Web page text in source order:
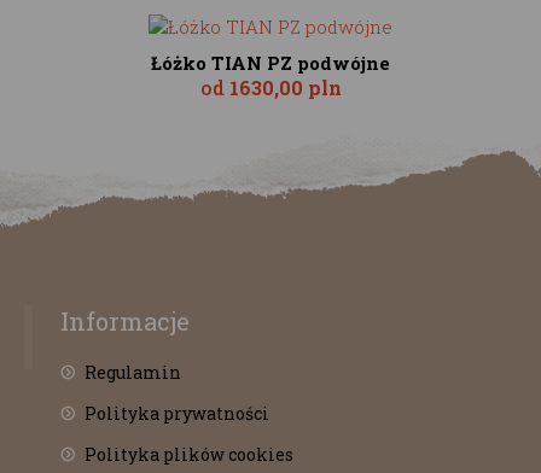
Łóżko TIAN PZ podwójne
od 1630,00 pln
Informacje
Regulamin
Polityka prywatności
Polityka plików cookies